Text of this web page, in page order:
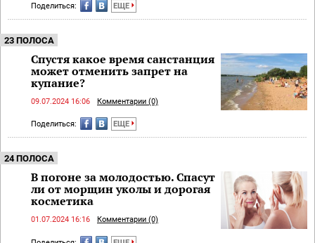
Поделиться: ЕЩЕ
23 ПОЛОСА
Спустя какое время санстанция
может отменить запрет на
купание?
09.07.2024 16:06 Комментарии (0)
Поделиться: ЕЩЕ
24 ПОЛОСА
В погоне за молодостью. Спасут
ли от морщин уколы и дорогая
косметика
01.07.2024 16:16 Комментарии (0)